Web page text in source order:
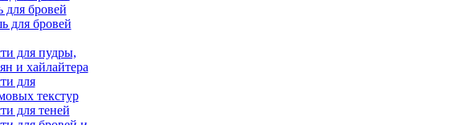
для бровей
для бровей
для пудры,
и хайлайтера
для
текстур
для теней